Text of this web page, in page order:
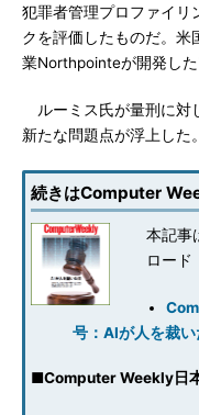
犯罪者管理プロファイリ
クを評価したものだ。米
業Northpointeが開発した
ルーミス氏が量刑に対
新たな問題点が浮上した。
続きはComputer
本記事
ロード
号：AIが人を裁い
■Computer Weekly日